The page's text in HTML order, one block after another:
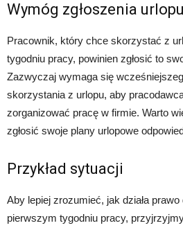
Wymóg zgłoszenia urlopu
Pracownik, który chce skorzystać z
tygodniu pracy, powinien zgłosić to
Zazwyczaj wymaga się
skorzystania z urlopu, aby
zorganizować pracę w firmie. Warto
zgłosić swoje plany urlopowe
Przykład sytuacji
Aby lepiej zrozumieć, jak działa
pierwszym tygodniu pracy,